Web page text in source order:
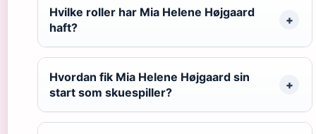
Hvilke roller har Mia Helene Højgaard
haft?
Hvordan fik Mia Helene Højgaard sin
start som skuespiller?